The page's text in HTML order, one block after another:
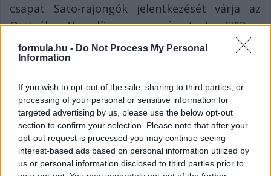
formula.hu - Do Not Process My Personal
Information
If you wish to opt-out of the sale, sharing to third parties, or
processing of your personal or sensitive information for
targeted advertising by us, please use the below opt-out
section to confirm your selection. Please note that after your
opt-out request is processed you may continue seeing
interest-based ads based on personal information utilized by
us or personal information disclosed to third parties prior to
csapat Sato-rajongók jelentkezését várja az
Osztrák Nagydíjon rommá tört EJ12-es
bukókabinjának megvételére.
2002: A viszonylag keveset hibázó Kimi
Raikkönen szokatlan helyen, a Rascasse-ban
törte össze McLarenjét a monacói első edzésen
– a finn versenyző MP4-17-ese úgy
megrongálódott, hogy a Jégember délután sem
tudta folytatni a gyakorlást.